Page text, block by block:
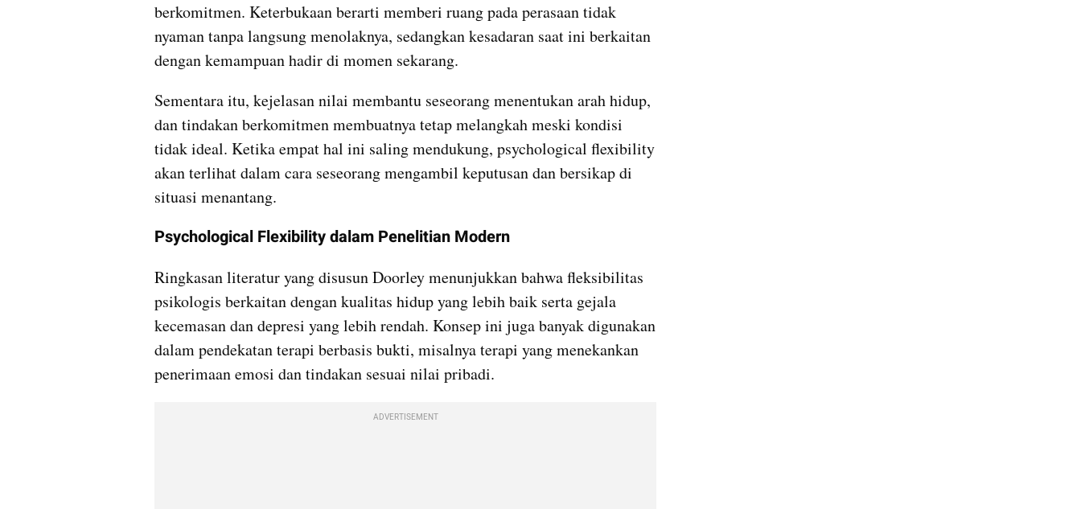
berkomitmen. Keterbukaan berarti memberi ruang pada perasaan tidak
nyaman tanpa langsung menolaknya, sedangkan kesadaran saat ini berkaitan
dengan kemampuan hadir di momen sekarang.
Sementara itu, kejelasan nilai membantu seseorang menentukan arah hidup,
dan tindakan berkomitmen membuatnya tetap melangkah meski kondisi
tidak ideal. Ketika empat hal ini saling mendukung, psychological flexibility
akan terlihat dalam cara seseorang mengambil keputusan dan bersikap di
situasi menantang.
Psychological Flexibility dalam Penelitian Modern
Ringkasan literatur yang disusun Doorley menunjukkan bahwa fleksibilitas
psikologis berkaitan dengan kualitas hidup yang lebih baik serta gejala
kecemasan dan depresi yang lebih rendah. Konsep ini juga banyak digunakan
dalam pendekatan terapi berbasis bukti, misalnya terapi yang menekankan
penerimaan emosi dan tindakan sesuai nilai pribadi.
ADVERTISEMENT